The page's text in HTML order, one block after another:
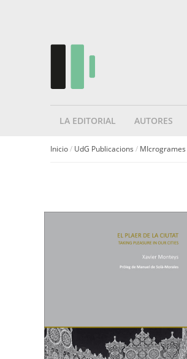
LA EDITORIAL AUTORES
Inicio/ UdG Publicacions / MIcrogrames